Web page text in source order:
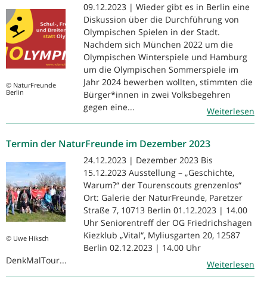
© NaturFreunde
Berlin
09.12.2023 | Wieder gibt es in Berlin eine
Diskussion über die Durchführung von
Olympischen Spielen in der Stadt.
Nachdem sich München 2022 um die
Olympischen Winterspiele und Hamburg
um die Olympischen Sommerspiele im
Jahr 2024 bewerben wollten, stimmten die
Bürger*innen in zwei Volksbegehren
gegen eine...
Weiterlesen
Termin der NaturFreunde im Dezember 2023
© Uwe Hiksch
24.12.2023 | Dezember 2023 Bis
15.12.2023 Ausstellung – „Geschichte,
Warum?“ der Tourenscouts grenzenlos“
Ort: Galerie der NaturFreunde, Paretzer
Straße 7, 10713 Berlin 01.12.2023 | 14.00
Uhr Seniorentreff der OG Friedrichshagen
Kiezklub „Vital“, Myliusgarten 20, 12587
Berlin 02.12.2023 | 14.00 Uhr
DenkMalTour...
Weiterlesen